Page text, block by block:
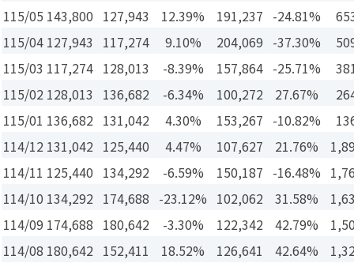
115/05 143,800 127,943 12.39% 191,237 -24.81%
115/04 127,943 117,274 9.10% 204,069 -37.30%
115/03 117,274 128,013 -8.39% 157,864 -25.71%
115/02 128,013 136,682 -6.34% 100,272 27.67%
115/01 136,682 131,042 4.30% 153,267 -10.82%
114/12 131,042 125,440 4.47% 107,627 21.76%
114/11 125,440 134,292 -6.59% 150,187 -16.48%
114/10 134,292 174,688 -23.12% 102,062 31.58%
114/09 174,688 180,642 -3.30% 122,342 42.79%
114/08 180,642 152,411 18.52% 126,641 42.64%